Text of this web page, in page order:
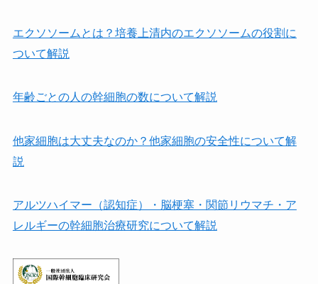
エクソソームとは？培養上清内のエクソソームの役割に
ついて解説
年齢ごとの人の幹細胞の数について解説
他家細胞は⼤丈夫なのか？他家細胞の安全性について解
説
アルツハイマー（認知症）・脳梗塞・関節リウマチ・ア
レルギーの幹細胞治療研究について解説